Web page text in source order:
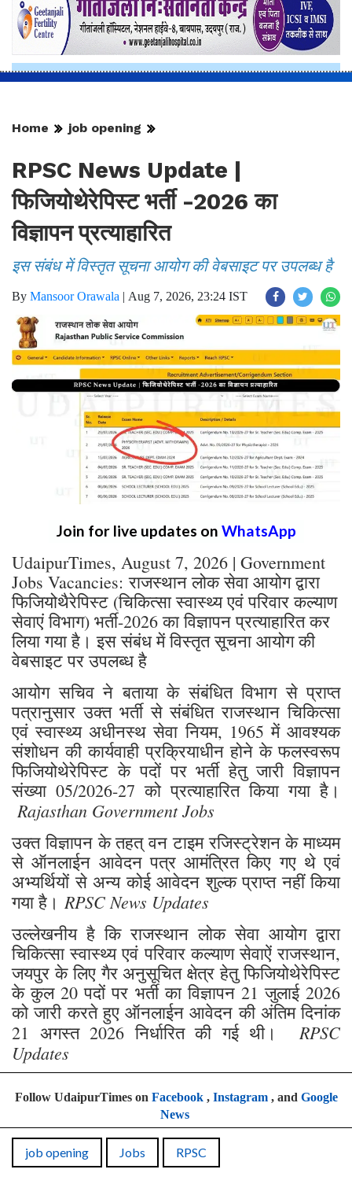
RPSC News Update |
फिजियोथेरेपिस्ट भर्ती -2026 का
विज्ञापन प्रत्याहारित
इस संबंध में विस्तृत सूचना आयोग की वेबसाइट पर उपलब्ध है
UdaipurTimes, August 7, 2026 | Government
Jobs Vacancies: राजस्थान लोक सेवा आयोग द्वारा
फिजियोथैरेपिस्ट (चिकित्सा स्वास्थ्य एवं परिवार कल्याण
सेवाएं विभाग) भर्ती-2026 का विज्ञापन प्रत्याहारित कर
लिया गया है। इस संबंध में विस्तृत सूचना आयोग की
वेबसाइट पर उपलब्ध है
आयोग सचिव ने बताया के संबंधित विभाग से प्राप्त
पत्रानुसार उक्त भर्ती से संबंधित राजस्थान चिकित्सा
एवं स्वास्थ्य अधीनस्थ सेवा नियम, 1965 में आवश्यक
संशोधन की कार्यवाही प्रक्रियाधीन होने के फलस्वरूप
फिजियोथेरेपिस्ट के पदों पर भर्ती हेतु जारी विज्ञापन
संख्या 05/2026-27 को प्रत्याहारित किया गया है।
Rajasthan Government Jobs
उक्त विज्ञापन के तहत् वन टाइम रजिस्ट्रेशन के माध्यम
से ऑनलाईन आवेदन पत्र आमंत्रित किए गए थे एवं
अभ्यर्थियों से अन्य कोई आवेदन शुल्क प्राप्त नहीं किया
गया है।
RPSC News Updates
उल्लेखनीय है कि राजस्थान लोक सेवा आयोग द्वारा
चिकित्सा स्वास्थ्य एवं परिवार कल्याण सेवाऐं राजस्थान,
जयपुर के लिए गैर अनुसूचित क्षेत्र हेतु फिजियोथेरेपिस्ट
के कुल 20 पदों पर भर्ती का विज्ञापन 21 जुलाई 2026
को जारी करते हुए ऑनलाईन आवेदन की अंतिम दिनांक
21 अगस्त 2026 निर्धारित की गई थी।
Updates
Follow UdaipurTimes onFacebook,Instagram, andGoogle